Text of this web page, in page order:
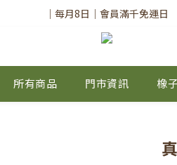
✨註冊會員請務必填寫「真實姓名」
｜每月8日｜會員滿千免運日
✨註冊會員請務必填寫「真實姓名
所有商品 門市資訊 橡